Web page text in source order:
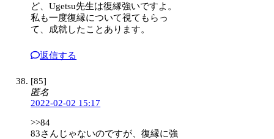
ど、Ugetsu先生は復縁強いですよ。
私も一度復縁について視てもらっ
て、成就したことあります。
返信する
[85]
匿名
2022-02-02 15:17
>>84
83さんじゃないのですが、復縁に強